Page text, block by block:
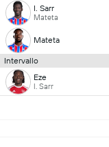
I. Sarr
Mateta
Mateta
Intervallo
Eze
I. Sarr